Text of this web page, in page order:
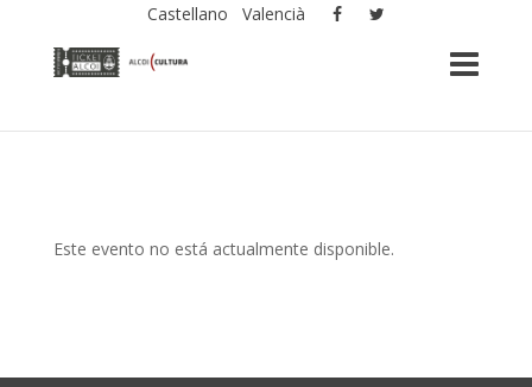
Castellano Valencià
Este evento no está actualmente disponible.